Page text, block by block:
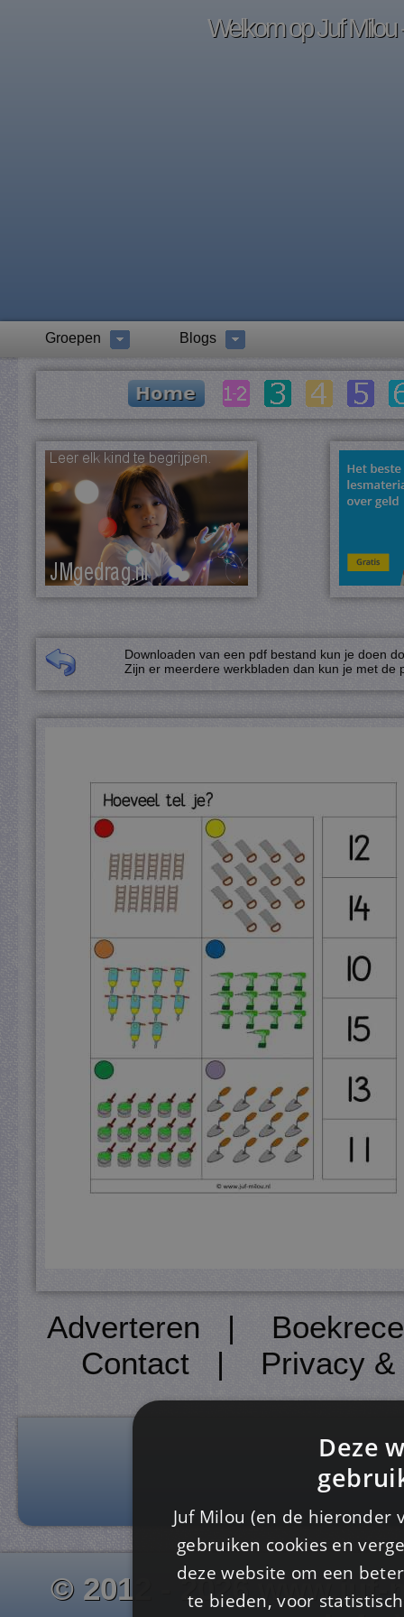
Welkom op Juf Milou
Groepen Blogs
Downloaden van een pdf bestand kun je doen
Zijn er meerdere werkbladen dan kun je met de
Adverteren |
Contact| Privacy
© 2012 - 2026
Deze
Juf Milou (en de
gebruiken cookies en
deze website om een
te bieden, voor